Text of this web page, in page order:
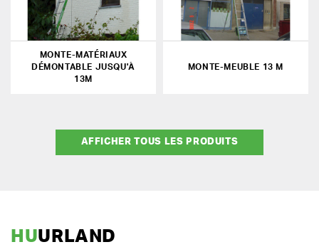
MONTE-MATÉRIAUX
DÉMONTABLE JUSQU'À
13M
MONTE-MEUBLE 13 M
AFFICHER TOUS LES PRODUITS
HUURLAND